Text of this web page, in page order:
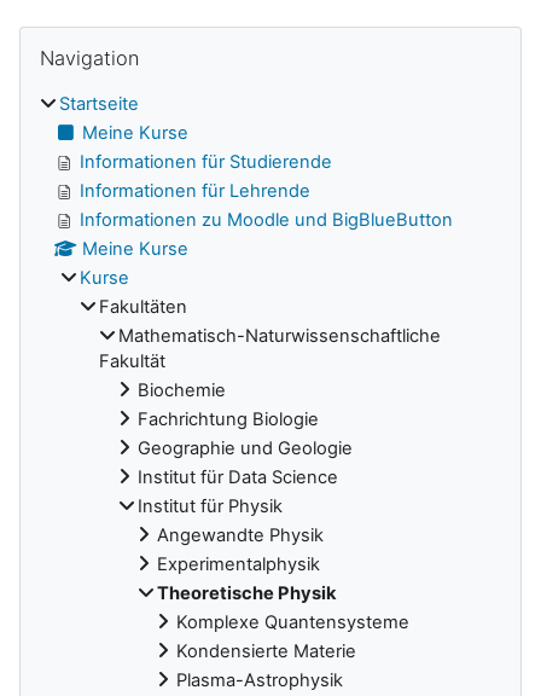
Navigation
Startseite
Meine Kurse
Informationen für Studierende
Informationen für Lehrende
Informationen zu Moodle und BigBlueButton
Meine Kurse
Kurse
Fakultäten
Mathematisch-Naturwissenschaftliche
Fakultät
Biochemie
Fachrichtung Biologie
Geographie und Geologie
Institut für Data Science
Institut für Physik
Angewandte Physik
Experimentalphysik
Theoretische Physik
Komplexe Quantensysteme
Kondensierte Materie
Plasma-Astrophysik